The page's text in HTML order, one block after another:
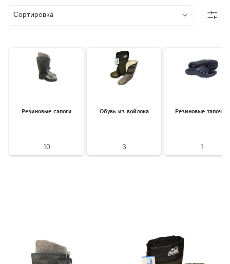
Резиновые сапоги
10
Обувь из войлока
3
Резиновые тапочки
1